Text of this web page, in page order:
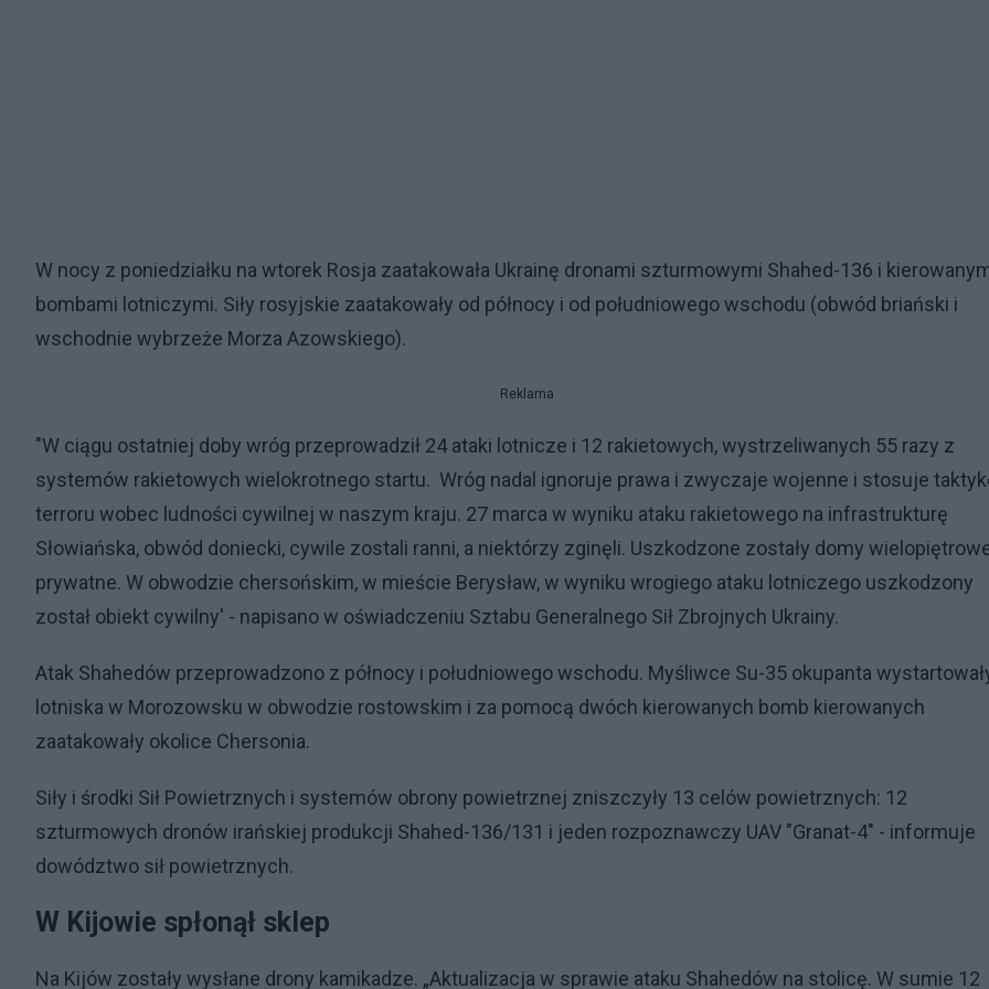
W nocy z poniedziałku na wtorek Rosja zaatakowała Ukrainę dronami szturmowymi Shahed-136 i
bombami lotniczymi. Siły rosyjskie zaatakowały od północy i od południowego wschodu (obwód briański i
wschodnie wybrzeże Morza Azowskiego).
Reklama
"W ciągu ostatniej doby wróg przeprowadził 24 ataki lotnicze i 12 rakietowych, wystrzeliwanych 55 razy z
systemów rakietowych wielokrotnego startu. Wróg nadal ignoruje prawa i zwyczaje wojenne i stosuje
terroru wobec ludności cywilnej w naszym kraju. 27 marca w wyniku ataku rakietowego na infrastrukturę
Słowiańska, obwód doniecki, cywile zostali ranni, a niektórzy zginęli. Uszkodzone zostały domy
prywatne. W obwodzie chersońskim, w mieście Berysław, w wyniku wrogiego ataku lotniczego uszkodzony
został obiekt cywilny' - napisano w oświadczeniu Sztabu Generalnego Sił Zbrojnych Ukrainy.
Atak Shahedów przeprowadzono z północy i południowego wschodu. Myśliwce Su-35 okupanta
lotniska w Morozowsku w obwodzie rostowskim i za pomocą dwóch kierowanych bomb kierowanych
zaatakowały okolice Chersonia.
Siły i środki Sił Powietrznych i systemów obrony powietrznej zniszczyły 13 celów powietrznych: 12
szturmowych dronów irańskiej produkcji Shahed-136/131 i jeden rozpoznawczy UAV "Granat-4" - informuje
dowództwo sił powietrznych.
W Kijowie spłonął sklep
Na Kijów zostały wysłane drony kamikadze. „Aktualizacja w sprawie ataku Shahedów na stolicę. W sumie 12